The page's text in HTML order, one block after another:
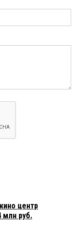
центр
млн руб.